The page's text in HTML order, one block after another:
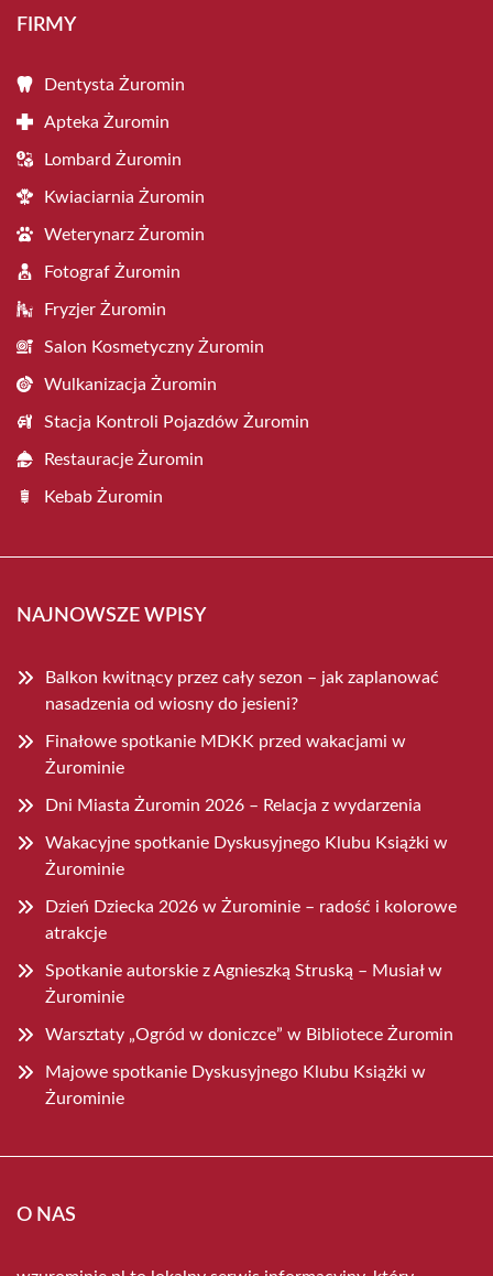
FIRMY
Dentysta Żuromin
Apteka Żuromin
Lombard Żuromin
Kwiaciarnia Żuromin
Weterynarz Żuromin
Fotograf Żuromin
Fryzjer Żuromin
Salon Kosmetyczny Żuromin
Wulkanizacja Żuromin
Stacja Kontroli Pojazdów Żuromin
Restauracje Żuromin
Kebab Żuromin
NAJNOWSZE WPISY
Balkon kwitnący przez cały sezon – jak zaplanować
nasadzenia od wiosny do jesieni?
Finałowe spotkanie MDKK przed wakacjami w
Żurominie
Dni Miasta Żuromin 2026 – Relacja z wydarzenia
Wakacyjne spotkanie Dyskusyjnego Klubu Książki w
Żurominie
Dzień Dziecka 2026 w Żurominie – radość i kolorowe
atrakcje
Spotkanie autorskie z Agnieszką Struską – Musiał w
Żurominie
Warsztaty „Ogród w doniczce” w Bibliotece Żuromin
Majowe spotkanie Dyskusyjnego Klubu Książki w
Żurominie
O NAS